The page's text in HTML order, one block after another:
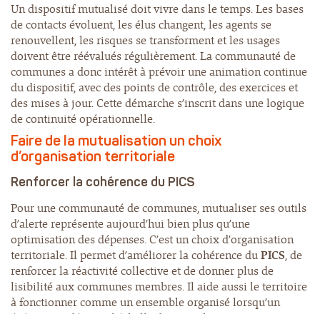
Un dispositif mutualisé doit vivre dans le temps. Les bases
de contacts évoluent, les élus changent, les agents se
renouvellent, les risques se transforment et les usages
doivent être réévalués régulièrement. La communauté de
communes a donc intérêt à prévoir une animation continue
du dispositif, avec des points de contrôle, des exercices et
des mises à jour. Cette démarche s’inscrit dans une logique
de continuité opérationnelle.
Faire de la mutualisation un choix
d’organisation territoriale
Renforcer la cohérence du PICS
Pour une communauté de communes, mutualiser ses outils
d’alerte représente aujourd’hui bien plus qu’une
optimisation des dépenses. C’est un choix d’organisation
territoriale. Il permet d’améliorer la cohérence duPICS, de
renforcer la réactivité collective et de donner plus de
lisibilité aux communes membres. Il aide aussi le territoire
à fonctionner comme un ensemble organisé lorsqu’un